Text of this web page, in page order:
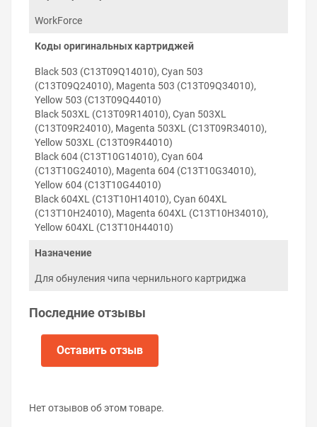
Особенности использования
оригинальных картриджей. Обнуление чипа
уровень чернил не ниже 15 %. Иногда может не
изменяться индикация диода с красного на зелёный
цвет. В этом случае проверьте точность попадания
контактов программатора и чистоту контактных
элементов чипа картриджа.
Внимание! Для питания программатора
используют USB-шнур, которым принтер
соединяется с компьютером. Шнур питания не
входит в комплектацию программатора.
WorkForce
Коды оригинальных картриджей
Black 503 (C13T09Q14010), Cyan 503
(C13T09Q24010), Magenta 503 (C13T09Q34010),
Yellow 503 (C13T09Q44010)
Black 503XL (C13T09R14010), Cyan 503XL
(C13T09R24010), Magenta 503XL (C13T09R34010),
Yellow 503XL (C13T09R44010)
Black 604 (C13T10G14010), Cyan 604
(C13T10G24010), Magenta 604 (C13T10G34010),
Yellow 604 (C13T10G44010)
Black 604XL (C13T10H14010), Cyan 604XL
(C13T10H24010), Magenta 604XL (C13T10H34010),
Yellow 604XL (C13T10H44010)
Назначение
Для обнуления чипа чернильного картриджа
Последние отзывы
Оставить отзыв
Нет отзывов об этом товаре.